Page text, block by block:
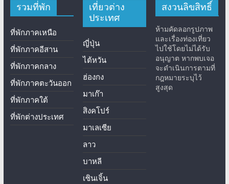
รวมที่พัก
ที่พักภาคเหนือ
ที่พักภาคอีสาน
ที่พักภาคกลาง
ที่พักภาคตะวันออก
ที่พักภาคใต้
ที่พักต่างประเทศ
เที่ยวต่าง
ประเทศ
ญี่ปุ่น
ไต้หวัน
ฮ่องกง
มาเก๊า
สิงคโปร์
มาเลเซีย
ลาว
บาหลี
เซินเจิ้น
สงวนลิขสิทธิ์
ห้ามคัดลอกรูปภาพ
และเรื่องท่องเที่ยว
ไปใช้โดยไม่ได้รับ
อนุญาต หากพบเจอ
จะดำเนินการตามที่
กฎหมายระบุไว้
สูงสุด